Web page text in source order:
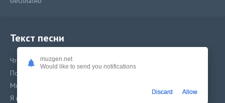
Текст песни
Что ты сделала со мной?
После нашей встречи я не помню как дошел домой, е
Мне так было хорошо
Я не знаю зачем люди вечно хотят порошок, е
muzgen.net
Would like to send you notifications
Discard Allow